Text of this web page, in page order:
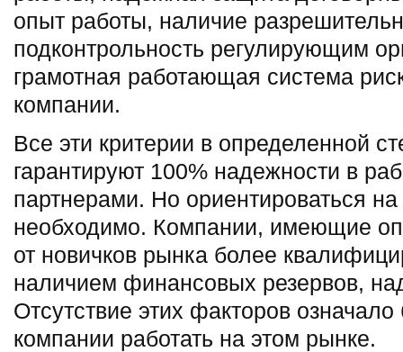
опыт работы, наличие
подконтрольность регулирующим
грамотная работающая система
компании.
Все эти критерии в определенной
гарантируют 100% надежности в
партнерами. Но ориентироваться
необходимо. Компании, имеющие
от новичков рынка более
наличием финансовых резервов,
Отсутствие этих факторов
компании работать на этом рынке.